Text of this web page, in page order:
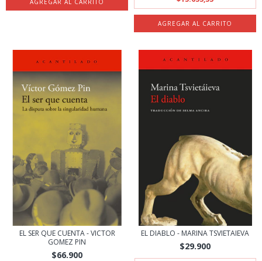
EL SER QUE CUENTA - VICTOR
GOMEZ PIN
$66.900
EL DIABLO - MARINA TSVIETAIEVA
$29.900